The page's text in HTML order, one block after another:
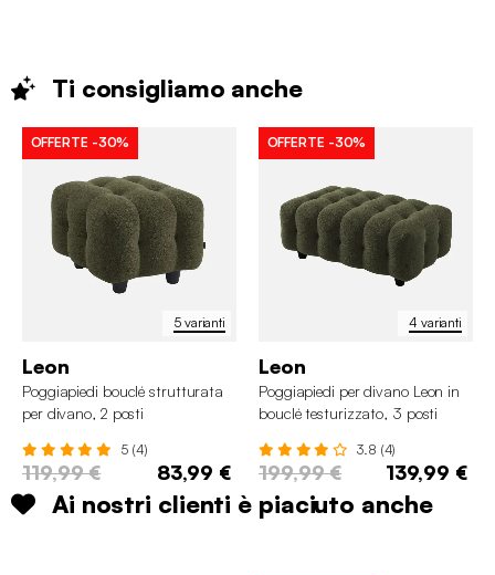
Ti consigliamo anche
5 varianti
OFFERTE -30%
Leon
Poggiapiedi bouclé strutturata
per divano, 2 posti
5 (4)
119,99 € 83,99 €
4 varianti
OFFERTE -30%
Leon
Poggiapiedi per divano Leon in
bouclé testurizzato, 3 posti
3.8 (4)
199,99 € 139,99 €
Ai nostri clienti è piaciuto anche